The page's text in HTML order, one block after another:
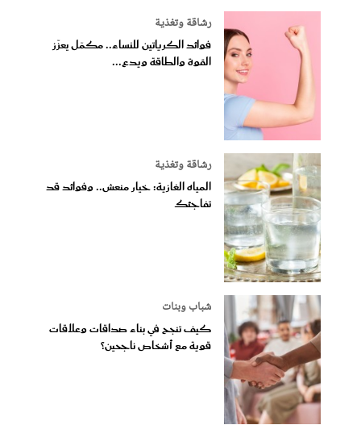
رشاقة وتغذية
فوائد الكرياتين للنساء.. مكمّل يعزّز
القوة والطاقة ويدع...
رشاقة وتغذية
المياه الغازية: خيار منعش.. وفوائد قد
تفاجئك
شباب وبنات
كيف تنجح في بناء صداقات وعلاقات
قوية مع أشخاص ناجحين؟